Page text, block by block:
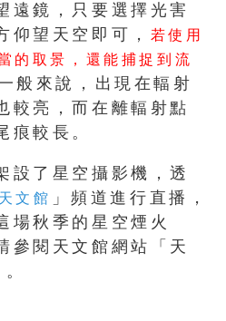
遠鏡，只要選擇光害
仰望天空即可，
若使用
的取景，還能捕捉到流
般來說，出現在輻射
較亮，而在離輻射點
痕較長。
設了星空攝影機，透
文館 」頻道進行直播，
場秋季的星空煙火
參閱天文館網站「天
。